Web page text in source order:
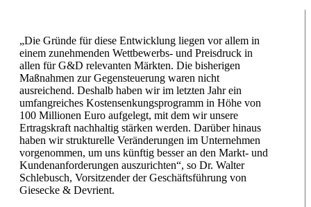
„Die Gründe für diese Entwicklung liegen vor allem in
einem zunehmenden Wettbewerbs- und Preisdruck in
allen für G&D relevanten Märkten. Die bisherigen
Maßnahmen zur Gegensteuerung waren nicht
ausreichend. Deshalb haben wir im letzten Jahr ein
umfangreiches Kostensenkungsprogramm in Höhe von
100 Millionen Euro aufgelegt, mit dem wir unsere
Ertragskraft nachhaltig stärken werden. Darüber hinaus
haben wir strukturelle Veränderungen im Unternehmen
vorgenommen, um uns künftig besser an den Markt- und
Kundenanforderungen auszurichten“, so Dr. Walter
Schlebusch, Vorsitzender der Geschäftsführung von
Giesecke & Devrient.